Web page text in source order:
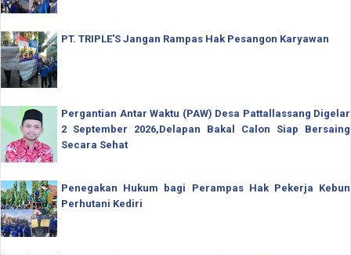
PT. TRIPLE'S Jangan Rampas Hak Pesangon Karyawan
Pergantian Antar Waktu (PAW) Desa Pattallassang Digelar
2 September 2026,Delapan Bakal Calon Siap Bersaing
Secara Sehat
Penegakan Hukum bagi Perampas Hak Pekerja Kebun
Perhutani Kediri